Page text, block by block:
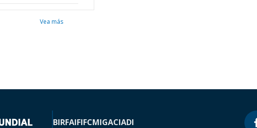
Vea más
BIRFAIFIFCMIGACIADI